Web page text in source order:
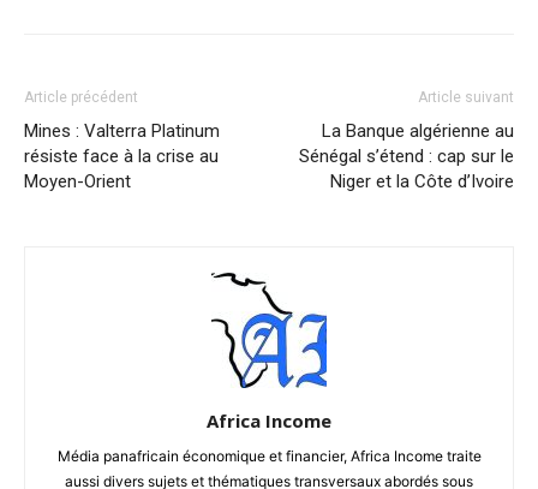
Article précédent
Mines : Valterra Platinum
résiste face à la crise au
Moyen-Orient
Article suivant
La Banque algérienne au
Sénégal s’étend : cap sur le
Niger et la Côte d’Ivoire
Africa Income
Média panafricain économique et financier, Africa Income traite
aussi divers sujets et thématiques transversaux abordés sous